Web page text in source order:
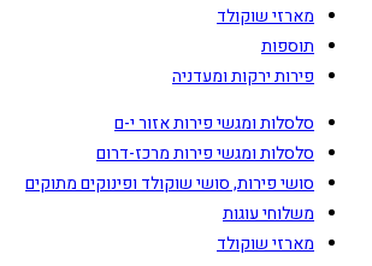
מארזי שוקולד
תוספות
פירות ירקות ומעדניה
סלסלות ומגשי פירות אזור י-ם
סלסלות ומגשי פירות מרכז-דרום
סושי פירות, סושי שוקולד ופינוקים מתוקים
משלוחי עוגות
מארזי שוקולד